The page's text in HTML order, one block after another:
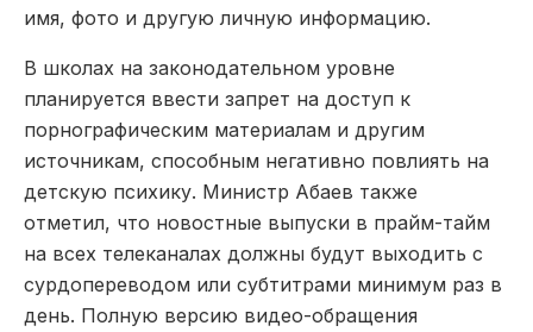
имя, фото и другую личную информацию.
В школах на законодательном уровне
планируется ввести запрет на доступ к
порнографическим материалам и другим
источникам, способным негативно повлиять на
детскую психику. Министр Абаев также
отметил, что новостные выпуски в прайм-тайм
на всех телеканалах должны будут выходить с
сурдопереводом или субтитрами минимум раз в
день. Полную версию видео-обращения